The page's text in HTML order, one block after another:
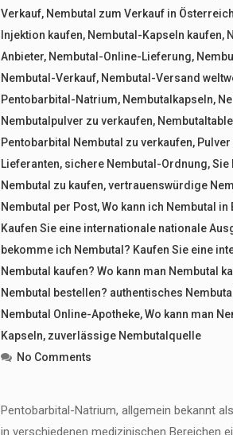
Verkauf, Nembutal zum Verkauf in Österreich
Injektion kaufen, Nembutal-Kapseln kaufen,
Anbieter, Nembutal-Online-Lieferung,
Nembutal-Verkauf, Nembutal-Versand
Pentobarbital-Natrium, Nembutalkapseln,
Nembutalpulver zu verkaufen,
Pentobarbital Nembutal zu verkaufen,
Lieferanten, sichere Nembutal-Ordnung,Sie
Nembutal zu kaufen,vertrauenswürdige
Nembutal per Post,Wo kann ich Nembutal
Kaufen Sie eine internationale nationale
bekomme ich Nembutal? Kaufen Sie eine
Nembutal kaufen? Wo kann man Nembutal
Nembutal bestellen? authentisches
Nembutal Online-Apotheke,Wo kann man
Kapseln, zuverlässige Nembutalquelle
No Comments
Pentobarbital-Natrium, allgemein bekannt
in verschiedenen medizinischen Bereichen